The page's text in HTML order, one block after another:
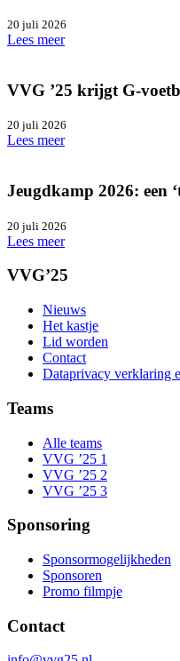
20 juli 2026
Lees meer
VVG ’25 krijgt G-
20 juli 2026
Lees meer
Jeugdkamp 2026: een
20 juli 2026
Lees meer
VVG’25
Nieuws
Het kastje
Lid worden
Contact
Dataprivacy verklaring
Teams
Alle teams
VVG ’25 1
VVG ’25 2
VVG ’25 3
Sponsoring
Sponsormogelijkheden
Sponsoren
Promo filmpje
Contact